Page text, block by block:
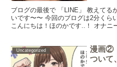
ブログの最後で 「LINE」 教えてる
いです〜〜 今回のブログは2分くら
こんにちは！ほのかです..！ オナニ
Uncategorized
漫画②
ついて